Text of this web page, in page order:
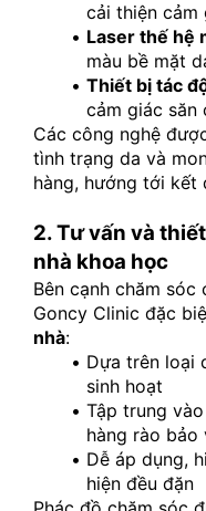
cải thiện cảm
Laser thế hệ
màu bề mặt
Thiết bị tác
cảm giác săn
Các công nghệ
tình trạng da và
hàng, hướng tới kết
2. Tư vấn và
nhà khoa học
Bên cạnh chăm sóc
Goncy Clinic đặc
nhà:
Dựa trên loại
sinh hoạt
Tập trung
hàng rào bảo
Dễ áp dụng,
hiện đều đặn